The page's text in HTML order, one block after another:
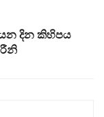
දින කිහිපය